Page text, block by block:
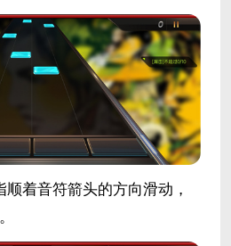
着音符箭头的方向滑动，